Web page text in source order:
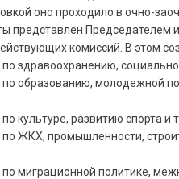
оно проходило в очно-
представлен Председателем
комиссий. В этом
по здравоохранению,
образованию, молодежной
культуре, развитию спорта
ЖКХ, промышленности,
по миграционной политике,